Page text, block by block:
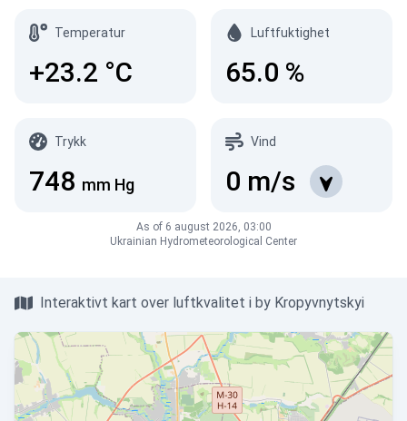
Temperatur
+23.2 °C
Luftfuktighet
65.0 %
Trykk
748 mm Hg
Vind
0 m/s
As of 6 august 2026, 03:00
Ukrainian Hydrometeorological Center
Interaktivt kart over luftkvalitet i by Kropyvnytskyi